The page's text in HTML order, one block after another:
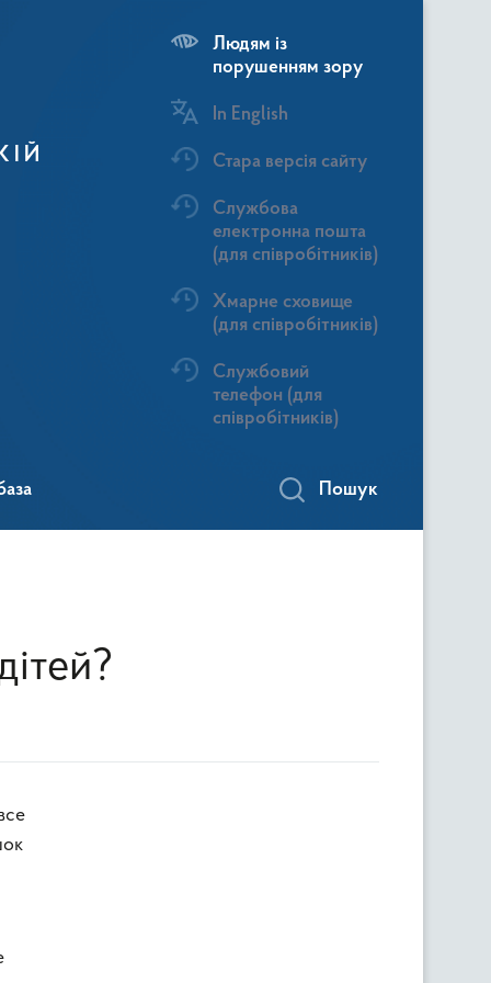
Людям із
порушенням зору
In English
Стара версія сайту
Службова
електронна пошта
(для співробітників)
Хмарне сховище
(для співробітників)
Службовий
телефон (для
співробітників)
Пошук